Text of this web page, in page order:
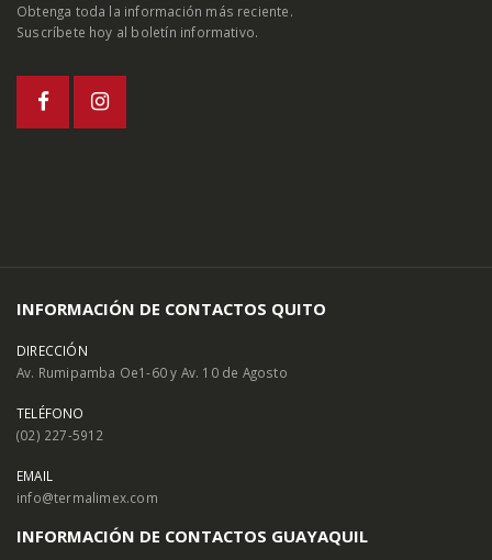
Obtenga toda la información más reciente.
Suscríbete hoy al boletín informativo.
INFORMACIÓN DE CONTACTOS QUITO
DIRECCIÓN
Av. Rumipamba Oe1-60 y Av. 10 de Agosto
TELÉFONO
(02) 227-5912
EMAIL
info@termalimex.com
INFORMACIÓN DE CONTACTOS GUAYAQUIL